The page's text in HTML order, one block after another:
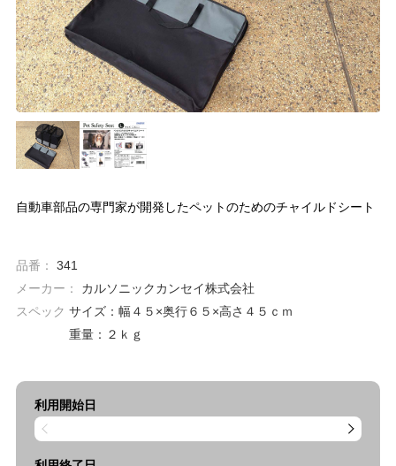
自動車部品の専門家が開発したペットのためのチャイルドシート
品番：
341
メーカー：
カルソニックカンセイ株式会社
スペック サイズ：幅４５×奥行６５×高さ４５ｃｍ
重量：２ｋｇ
利用開始日